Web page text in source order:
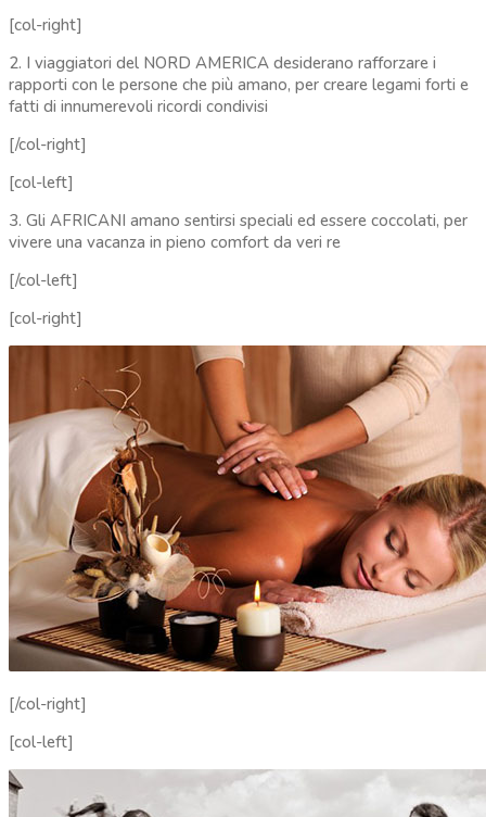
[col-right]
2. I viaggiatori del NORD AMERICA desiderano rafforzare i
rapporti con le persone che più amano, per creare legami forti e
fatti di innumerevoli ricordi condivisi
[/col-right]
[col-left]
3. Gli AFRICANI amano sentirsi speciali ed essere coccolati, per
vivere una vacanza in pieno comfort da veri re
[/col-left]
[col-right]
[/col-right]
[col-left]